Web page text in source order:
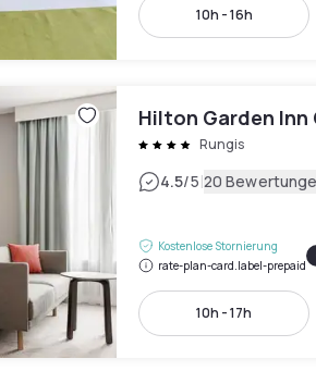
10h - 16h
Hilton Garden
Rungis
4.5/5|20
Kostenlose Stornierung
rate-plan-card.label-prepaid
10h - 17h